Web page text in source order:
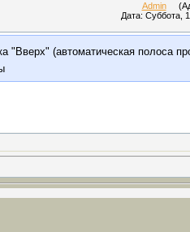
Admin
Дата: Суббота,
"Вверх" (автоматическая полоса